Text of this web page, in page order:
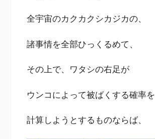
全宇宙のカクカクシカジカの、
諸事情を全部ひっくるめて、
その上で、ワタシの右足が
ウンコによって被ばくする確率を
計算しようとするものならば、